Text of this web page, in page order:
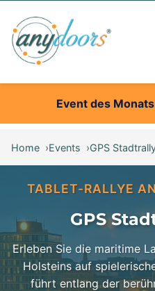
Event des Monats
Home Events GPS
TABLET-RALLYE
GPS
Erleben Sie die maritime
Holsteins auf
führt entlang der